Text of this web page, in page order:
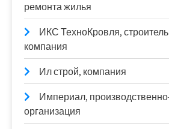
ремонта жилья
ИКС ТехноКровля,
компания
Ил строй, компания
Империал,
организация